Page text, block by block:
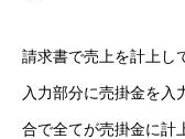
請求書で売上を計上し
入力部分に売掛金を
合で全てが売掛金に計